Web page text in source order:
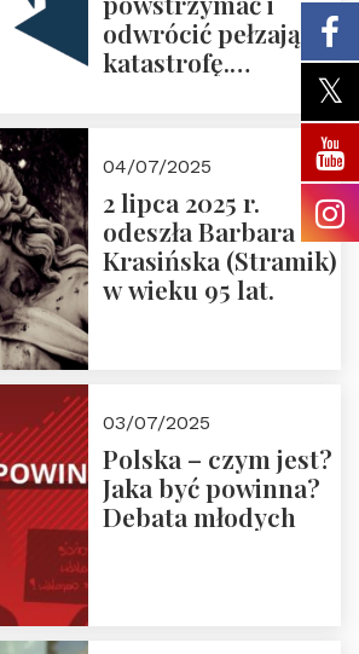
odwrócić pełzającą
katastrofę.
pierwsze spotkanie
Nowego
Ćwierćwiecza”
04/07/2025
2 lipca 2025 r.
odeszła Barbara
Krasińska (Stramik)
w wieku 95 lat.
03/07/2025
Polska – czym jest?
Jaka być powinna?
Debata młodych